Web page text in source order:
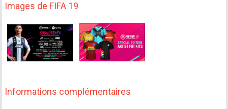
Images de FIFA 19
Informations complémentaires